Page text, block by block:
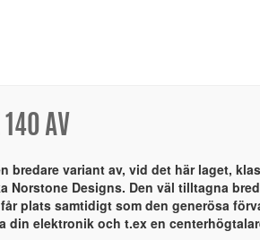
AV
bredare variant av, vid det här laget,
Norstone Designs. Den väl tilltagna
plats samtidigt som den generösa
din elektronik och t.ex en